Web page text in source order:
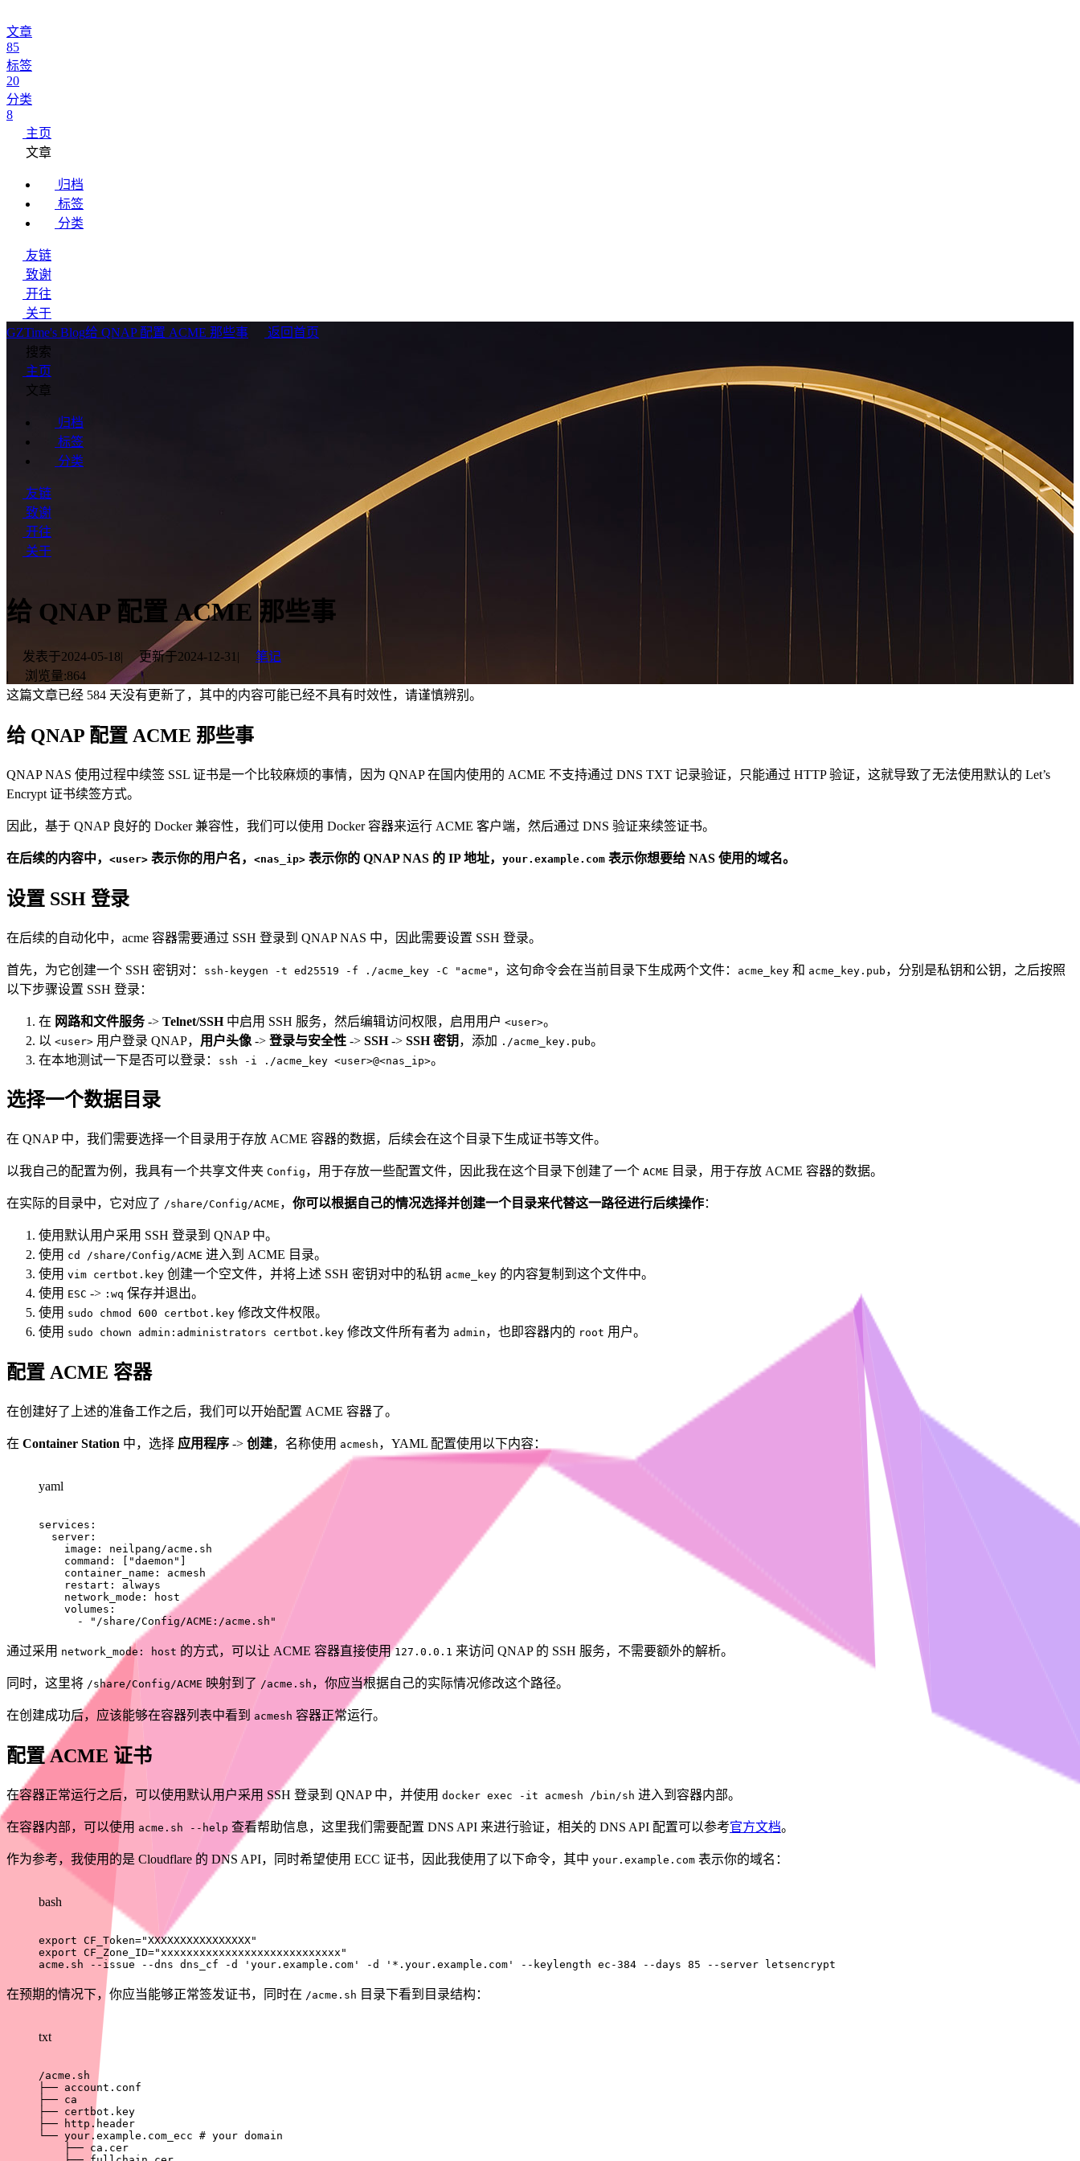
文章
85
标签
20
分类
8
主页
文章
归档
标签
分类
友链
致谢
开往
关于
GZTime's Blog给 QNAP 配置 ACME 那些事
返回首页
搜索
主页
文章
归档
标签
分类
友链
致谢
开往
关于
给 QNAP 配置 ACME 那些事
发表于2024-05-18| 更新于2024-12-31 |
笔记
|
浏览量:864
这篇文章已经 584 天没有更新了，其中的内容可能已经不具有时效性，请谨慎辨别。
给 QNAP 配置 ACME 那些事
QNAP NAS 使用过程中续签 SSL 证书是一个比较麻烦的事情，因为 QNAP 在国内使用的 ACME 不支持通过 DNS TXT 记录验证，只能通过 HTTP 验证，这就导致了无法使用默认的 Let’s
Encrypt 证书续签方式。
因此，基于 QNAP 良好的 Docker 兼容性，我们可以使用 Docker 容器来运行 ACME 客户端，然后通过 DNS 验证来续签证书。
在后续的内容中， <user> 表示你的用户名， <nas_ip> 表示你的 QNAP NAS 的 IP 地址， your.example.com 表示你想要给 NAS 使用的域名。
设置 SSH 登录
在后续的自动化中，acme 容器需要通过 SSH 登录到 QNAP NAS 中，因此需要设置 SSH 登录。
首先，为它创建一个 SSH 密钥对： ssh-keygen -t ed25519 -f ./acme_key -C "acme" ，这句命令会在当前目录下生成两个文件： acme_key 和 acme_key.pub ，分别是私钥和公钥，之后按照
以下步骤设置 SSH 登录：
在 网路和文件服务-> Telnet/SSH中启用 SSH 服务，然后编辑访问权限，启用用户 <user>。
以 <user> 用户登录 QNAP， 用户头像 -> 登录与安全性 -> SSH-> SSH 密钥 ，添加 ./acme_key.pub。
在本地测试一下是否可以登录：
ssh -i ./acme_key <user>@<nas_ip>。
选择一个数据目录
在 QNAP 中，我们需要选择一个目录用于存放 ACME 容器的数据，后续会在这个目录下生成证书等文件。
以我自己的配置为例，我具有一个共享文件夹 Config ，用于存放一些配置文件，因此我在这个目录下创建了一个 ACME 目录，用于存放 ACME 容器的数据。
在实际的目录中，它对应了 /share/Config/ACME ， 你可以根据自己的情况选择并创建一个目录来代替这一路径进行后续操作：
使用默认用户采用 SSH 登录到 QNAP 中。
使用 cd /share/Config/ACME 进入到 ACME 目录。
使用 vim certbot.key 创建一个空文件，并将上述 SSH 密钥对中的私钥 acme_key 的内容复制到这个文件中。
使用 ESC -> :wq 保存并退出。
使用 sudo chmod 600 certbot.key 修改文件权限。
使用 sudo chown admin:administrators certbot.key 修改文件所有者为 admin ，也即容器内的 root 用户。
配置 ACME 容器
在创建好了上述的准备工作之后，我们可以开始配置 ACME 容器了。
在 Container Station 中，选择 应用程序 -> 创建，名称使用 acmesh ，YAML 配置使用以下内容：
yaml
services :
server :
image :
neilpang/acme.sh
command : "daemon"
container_name :
acmesh
restart :
always
network_mode :
host
volumes :
-
"/share/Config/ACME:/acme.sh"
通过采用 network_mode: host 的方式，可以让 ACME 容器直接使用127.0.0.1 来访问 QNAP 的 SSH 服务，不需要额外的解析。
同时，这里将 /share/Config/ACME 映射到了 /acme.sh ，你应当根据自己的实际情况修改这个路径。
在创建成功后，应该能够在容器列表中看到 acmesh 容器正常运行。
配置 ACME 证书
在容器正常运行之后，可以使用默认用户采用 SSH 登录到 QNAP 中，并使用 docker exec -it acmesh /bin/sh 进入到容器内部。
在容器内部，可以使用 acme.sh --help 查看帮助信息，这里我们需要配置 DNS API 来进行验证，相关的 DNS API 配置可以参考官方文档。
作为参考，我使用的是 Cloudflare 的 DNS API，同时希望使用 ECC 证书，因此我使用了以下命令，其中 your.example.com 表示你的域名：
bash
export CF_Token="XXXXXXXXXXXXXXXX"
export CF_Zone_ID="xxxxxxxxxxxxxxxxxxxxxxxxxxxx"
acme.sh
--issue --dns dns_cf -d 'your.example.com' -d '*.your.example.com' --keylength ec-384 --days 85 --server letsencrypt
在预期的情况下，你应当能够正常签发证书，同时在 /acme.sh 目录下看到目录结构：
txt
/acme.sh
├── account.conf
├── ca
├── certbot.key
├── http.header
└── your.example.com_ecc # your domain
    ├── ca.cer